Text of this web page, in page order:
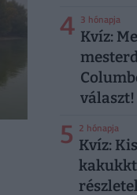
4 3 hónapja
Kvíz:
választ!
5 2 hónapja
Kvíz: